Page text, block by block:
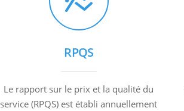
RPQS
Le rapport sur le prix et la qualité du
service (RPQS) est établi annuellement